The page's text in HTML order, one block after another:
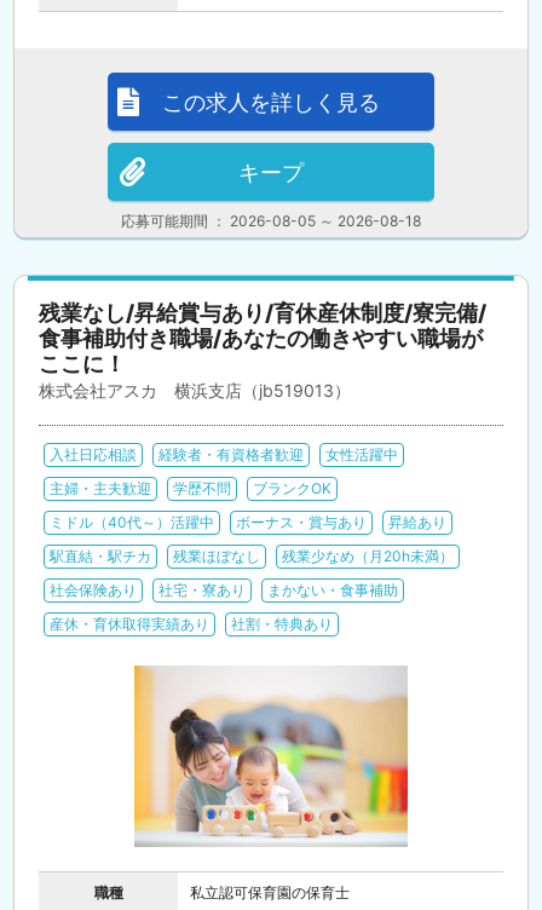
応募可能期間 ： 2026-08-05 ～ 2026-08-18
この求人を詳しく見る
キープ
残業なし/昇給賞与あり/育休産休制度/寮完備/
食事補助付き職場/あなたの働きやすい職場が
ここに！
株式会社アスカ 横浜支店（jb519013）
入社日応相談 経験者・有資格者歓迎
女性活躍中
主婦・主夫歓迎
学歴不問
ブランクOK
ミドル（40代～）活躍中
ボーナス・賞与あり
昇給あり
駅直結・駅チカ
残業ほぼなし
残業少なめ（月20h未満）
社会保険あり
社宅・寮あり
まかない・食事補助
産休・育休取得実績あり
社割・特典あり
職種 私立認可保育園の保育士